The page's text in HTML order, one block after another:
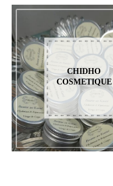
CHIDHO
COSMETIQUE